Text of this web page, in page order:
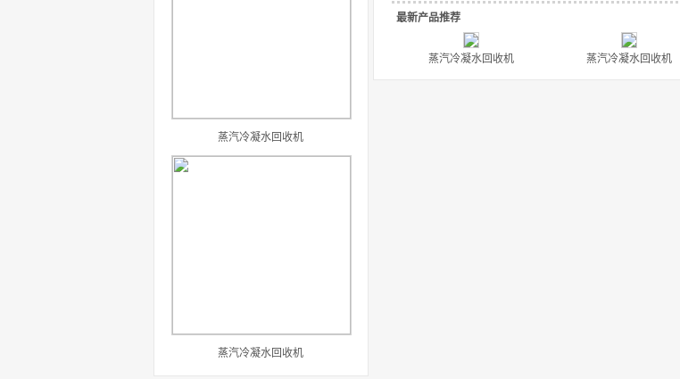
最新产品推荐
蒸汽冷凝水回收机 蒸汽冷凝水回收机
蒸汽冷凝水回收机
蒸汽冷凝水回收机